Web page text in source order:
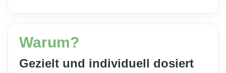
Warum?
Gezielt und individuell dosiert